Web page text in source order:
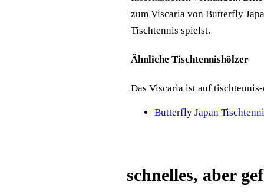
zum Viscaria von Butterfly
Tischtennis spielst.
Ähnliche Tischtennishölzer
Das Viscaria ist auf
Butterfly Japan
schnelles, aber